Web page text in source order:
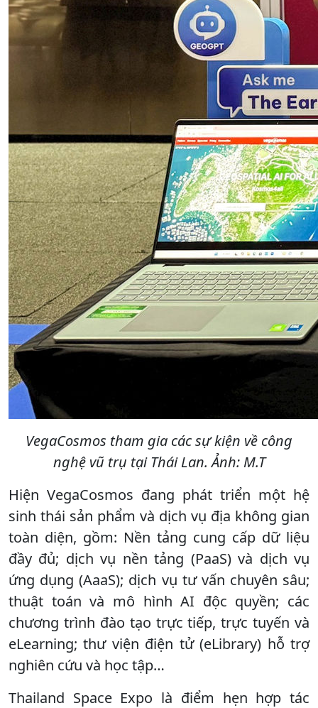
VegaCosmos tham gia các sự kiện về công
nghệ vũ trụ tại Thái Lan. Ảnh: M.T
Hiện VegaCosmos đang phát triển một hệ
sinh thái sản phẩm và dịch vụ địa không gian
toàn diện, gồm: Nền tảng cung cấp dữ liệu
đầy đủ; dịch vụ nền tảng (PaaS) và dịch vụ
ứng dụng (AaaS); dịch vụ tư vấn chuyên sâu;
thuật toán và mô hình AI độc quyền; các
chương trình đào tạo trực tiếp, trực tuyến và
eLearning; thư viện điện tử (eLibrary) hỗ trợ
nghiên cứu và học tập…
Thailand Space Expo là điểm hẹn hợp tác